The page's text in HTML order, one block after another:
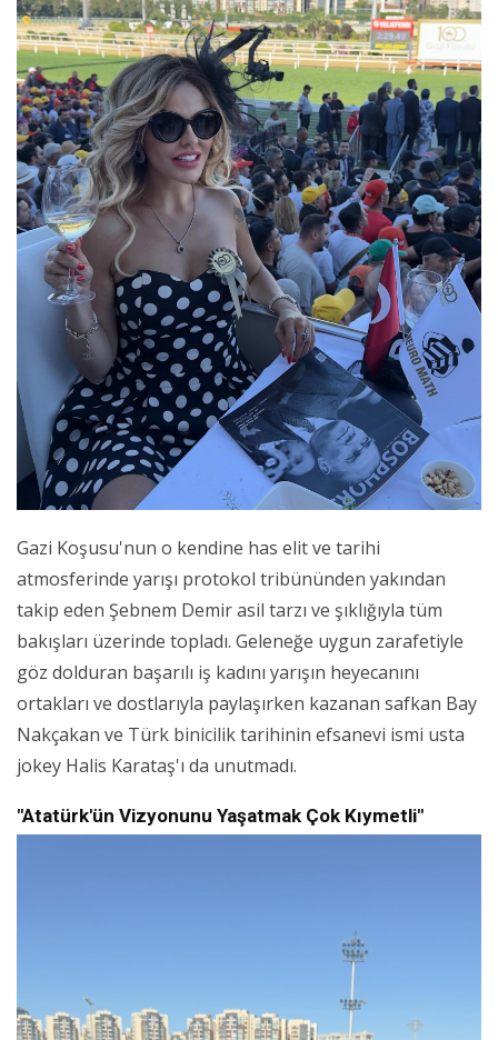
Gazi Koşusu'nun o kendine has elit ve tarihi
atmosferinde yarışı protokol tribününden yakından
takip eden Şebnem Demir asil tarzı ve şıklığıyla tüm
bakışları üzerinde topladı. Geleneğe uygun zarafetiyle
göz dolduran başarılı iş kadını yarışın heyecanını
ortakları ve dostlarıyla paylaşırken kazanan safkan Bay
Nakçakan ve Türk binicilik tarihinin efsanevi ismi usta
jokey Halis Karataş'ı da unutmadı.
"Atatürk'ün Vizyonunu Yaşatmak Çok Kıymetli"